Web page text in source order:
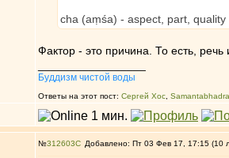
cha (aṃśa) - aspect, part, quality
Фактор - это причина. То есть,
Буддизм чистой воды
Ответы на этот пост: Сергей Хос Samantabhadra
№312603 Добавлено: Пт 03 Фев 17, 17:15 (10